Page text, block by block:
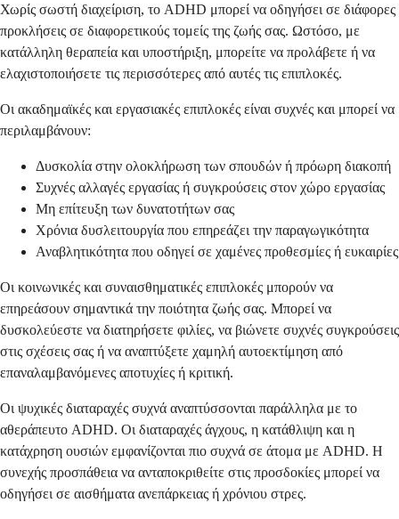
Χωρίς σωστή διαχείριση, το ADHD μπορεί να οδηγήσει σε διάφορες
προκλήσεις σε διαφορετικούς τομείς της ζωής σας. Ωστόσο, με
κατάλληλη θεραπεία και υποστήριξη, μπορείτε να προλάβετε ή να
ελαχιστοποιήσετε τις περισσότερες από αυτές τις επιπλοκές.
Οι ακαδημαϊκές και εργασιακές επιπλοκές είναι συχνές και μπορεί να
περιλαμβάνουν:
Δυσκολία στην ολοκλήρωση των σπουδών ή πρόωρη διακοπή
Συχνές αλλαγές εργασίας ή συγκρούσεις στον χώρο εργασίας
Μη επίτευξη των δυνατοτήτων σας
Χρόνια δυσλειτουργία που επηρεάζει την παραγωγικότητα
Αναβλητικότητα που οδηγεί σε χαμένες προθεσμίες ή ευκαιρίες
Οι κοινωνικές και συναισθηματικές επιπλοκές μπορούν να
επηρεάσουν σημαντικά την ποιότητα ζωής σας. Μπορεί να
δυσκολεύεστε να διατηρήσετε φιλίες, να βιώνετε συχνές συγκρούσεις
στις σχέσεις σας ή να αναπτύξετε χαμηλή αυτοεκτίμηση από
επαναλαμβανόμενες αποτυχίες ή κριτική.
Οι ψυχικές διαταραχές συχνά αναπτύσσονται παράλληλα με το
αθεράπευτο ADHD. Οι διαταραχές άγχους, η κατάθλιψη και η
κατάχρηση ουσιών εμφανίζονται πιο συχνά σε άτομα με ADHD. Η
συνεχής προσπάθεια να ανταποκριθείτε στις προσδοκίες μπορεί να
οδηγήσει σε αισθήματα ανεπάρκειας ή χρόνιου στρες.